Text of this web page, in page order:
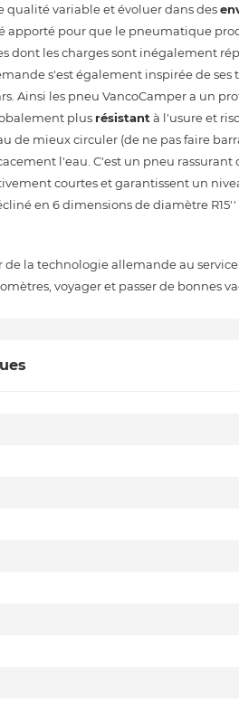
qualité variable et évoluer dans des
apporté pour que le pneumatique
dont les charges sont inégalement
s'est également inspirée de
Ainsi les pneu VancoCamper a un
plus résistant à l'usure et
de mieux circuler (de ne pas faire
l'eau. C'est un pneu
courtes et garantissent un
en 6 dimensions de diamètre R15''
la technologie allemande au
voyager et passer de bonnes